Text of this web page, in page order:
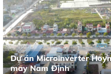
Dự án Microinverter
may Nam Định